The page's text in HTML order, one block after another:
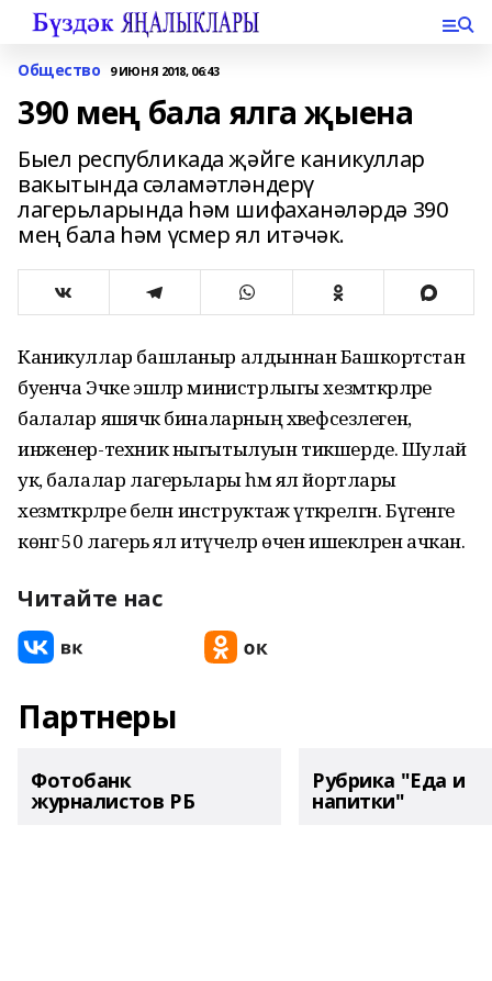
Общество 9 ИЮНЯ 2018, 06:43
390 мең бала ялга җыена
Быел республикада җәйге каникуллар
вакытында сәламәтләндерү
лагерьларында һәм шифаханәләрдә 390
мең бала һәм үсмер ял итәчәк.
Каникуллар башланыр алдыннан Башкортстан
буенча Эчке эшләр министрлыгы хезмәткәрләре
балалар яшәячәк биналарның хәвефсезлеген,
инженер-техник ныгытылуын тикшерде. Шулай
ук, балалар лагерьлары һәм ял йортлары
хезмәткәрләре белән инструктаж үткәрелгән. Бүгенге
көнгә 50 лагерь ял итүчеләр өчен ишекләрен ачкан.
Читайте нас
Партнеры
Фотобанк
журналистов РБ
Рубрика "Еда и
напитки"